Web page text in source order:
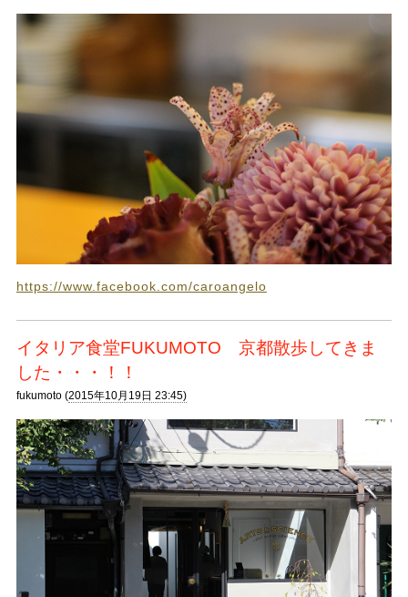
https://www.facebook.com/caroangelo
イタリア食堂FUKUMOTO 京都散歩してきま
した・・・！！
fukumoto (2015年10月19日 23:45)